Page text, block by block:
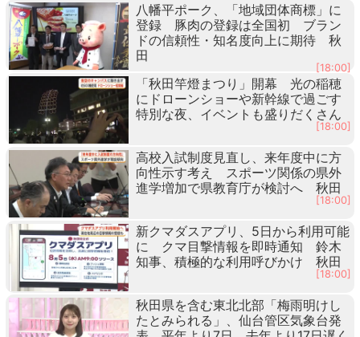
八幡平ポーク、「地域団体商標」に
登録 豚肉の登録は全国初 ブラン
ドの信頼性・知名度向上に期待 秋
田
[18:00]
「秋田竿燈まつり」開幕 光の稲穂
にドローンショーや新幹線で過ごす
特別な夜、イベントも盛りだくさん
[18:00]
高校入試制度見直し、来年度中に方
向性示す考え スポーツ関係の県外
進学増加で県教育庁が検討へ 秋田
[18:00]
新クマダスアプリ、5日から利用可能
に クマ目撃情報を即時通知 鈴木
知事、積極的な利用呼びかけ 秋田
[18:00]
秋田県を含む東北北部「梅雨明けし
たとみられる」、仙台管区気象台発